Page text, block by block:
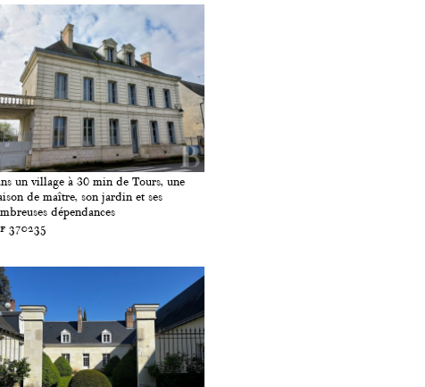
un village à 30 min de Tours, une
de maître, son jardin et ses
dépendances
370235